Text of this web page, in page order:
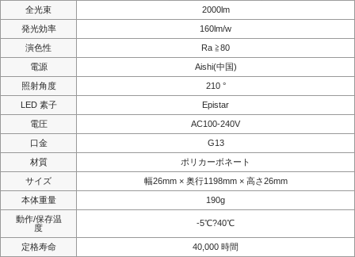
全光束
2000lm
発光効率
160lm/w
演色性
Ra ≧80
電源
Aishi(中国)
照射角度
210 °
LED 素子
Epistar
電圧
AC100-240V
口金
G13
材質
ポリカーボネート
サイズ
幅26mm × 奥行1198mm × 高さ26mm
本体重量
190g
動作/保存温
度
-5℃?40℃
定格寿命
40,000 時間